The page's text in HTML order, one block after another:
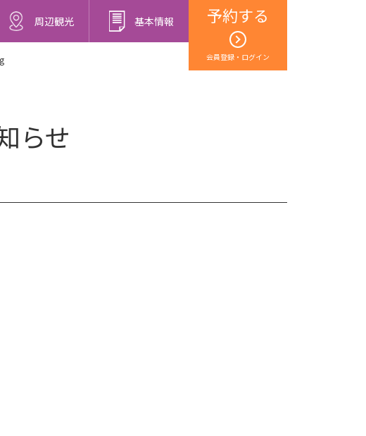
予約する
会員登録・ログイン
周辺観光 基本情報
らせ